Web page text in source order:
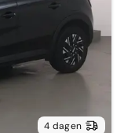
4 dagen